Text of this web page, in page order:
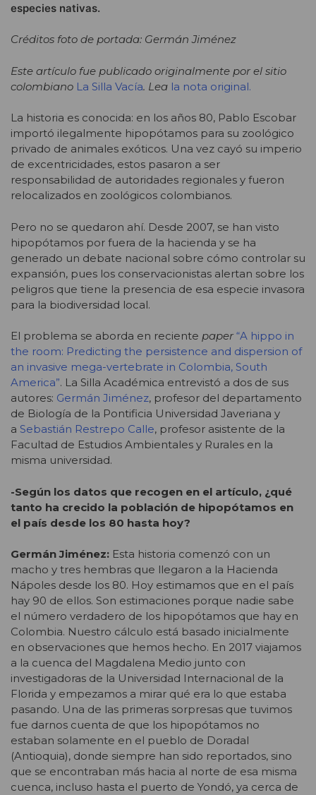
especies nativas.
Créditos foto de portada: Germán Jiménez
Este artículo fue publicado originalmente por el sitio
colombiano La Silla Vacía. Lea la nota original.
La historia es conocida: en los años 80, Pablo Escobar
importó ilegalmente hipopótamos para su zoológico
privado de animales exóticos. Una vez cayó su imperio
de excentricidades, estos pasaron a ser
responsabilidad de autoridades regionales y fueron
relocalizados en zoológicos colombianos.
Pero no se quedaron ahí. Desde 2007, se han visto
hipopótamos por fuera de la hacienda y se ha
generado un debate nacional sobre cómo controlar su
expansión, pues los conservacionistas alertan sobre los
peligros que tiene la presencia de esa especie invasora
para la biodiversidad local.
El problema se aborda en reciente paper “A hippo in
the room: Predicting the persistence and dispersion of
an invasive mega-vertebrate in Colombia, South
America”. La Silla Académica entrevistó a dos de sus
autores: Germán Jiménez, profesor del departamento
de Biología de la Pontificia Universidad Javeriana y
a Sebastián Restrepo Calle, profesor asistente de la
Facultad de Estudios Ambientales y Rurales en la
misma universidad.
-Según los datos que recogen en el artículo, ¿qué
tanto ha crecido la población de hipopótamos en
el país desde los 80 hasta hoy?
Germán Jiménez: Esta historia comenzó con un
macho y tres hembras que llegaron a la Hacienda
Nápoles desde los 80. Hoy estimamos que en el país
hay 90 de ellos. Son estimaciones porque nadie sabe
el número verdadero de los hipopótamos que hay en
Colombia. Nuestro cálculo está basado inicialmente
en observaciones que hemos hecho. En 2017 viajamos
a la cuenca del Magdalena Medio junto con
investigadoras de la Universidad Internacional de la
Florida y empezamos a mirar qué era lo que estaba
pasando. Una de las primeras sorpresas que tuvimos
fue darnos cuenta de que los hipopótamos no
estaban solamente en el pueblo de Doradal
(Antioquia), donde siempre han sido reportados, sino
que se encontraban más hacia al norte de esa misma
cuenca, incluso hasta el puerto de Yondó, ya cerca de